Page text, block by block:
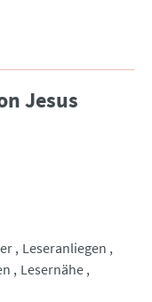
Jesus
Leseranliegen
Lesernähe